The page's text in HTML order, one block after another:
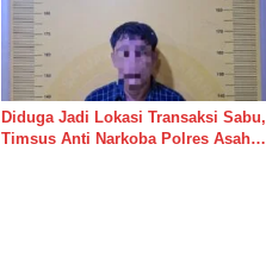
Diduga Jadi Lokasi Transaksi Sabu,
Timsus Anti Narkoba Polres Asahan